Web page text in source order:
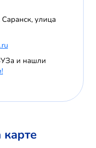
улица
и нашли